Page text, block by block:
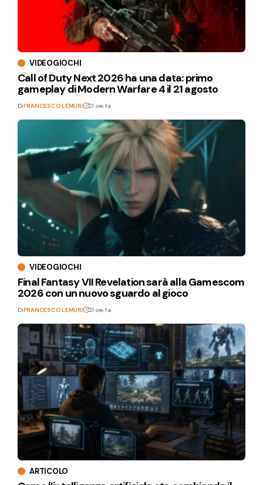
VIDEOGIOCHI
Call of Duty Next 2026 ha una data: primo
gameplay di Modern Warfare 4 il 21 agosto
DiFRANCESCO LEMURI 21 ore fa
VIDEOGIOCHI
Final Fantasy VII Revelation sarà alla Gamescom
2026 con un nuovo sguardo al gioco
DiFRANCESCO LEMURI 21 ore fa
ARTICOLO